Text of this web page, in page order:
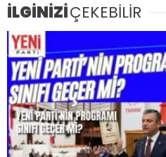
İLGİNİZİÇEKEBİLİR